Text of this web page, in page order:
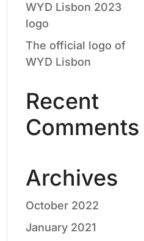
WYD Lisbon 2023
logo
The official logo of
WYD Lisbon
Recent
Comments
Archives
October 2022
January 2021